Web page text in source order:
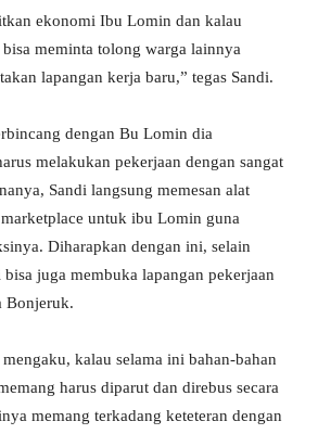
ekonomi Ibu Lomin dan kalau
meminta tolong warga lainnya
lapangan kerja baru,” tegas Sandi.
dengan Bu Lomin dia
melakukan pekerjaan dengan sangat
Sandi langsung memesan alat
untuk ibu Lomin guna
Diharapkan dengan ini, selain
juga membuka lapangan pekerjaan
Bonjeruk.
kalau selama ini bahan-bahan
harus diparut dan direbus secara
memang terkadang keteteran dengan